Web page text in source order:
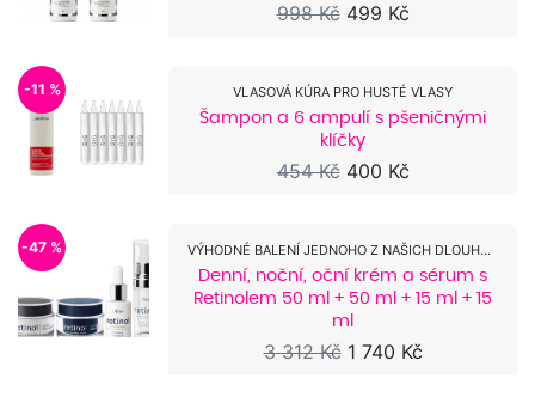
998 Kč 499 Kč
-11 % VLASOVÁ KÚRA PRO HUSTÉ VLASY
Šampon a 6 ampulí s pšeničnými
klíčky
454 Kč 400 Kč
-47 % VÝHODNÉ BALENÍ JEDNOHO Z NAŠICH DLOUHOLETÝCH...
Denní, noční, oční krém a sérum s
Retinolem 50 ml + 50 ml + 15 ml + 15
ml
3 312 Kč 1 740 Kč